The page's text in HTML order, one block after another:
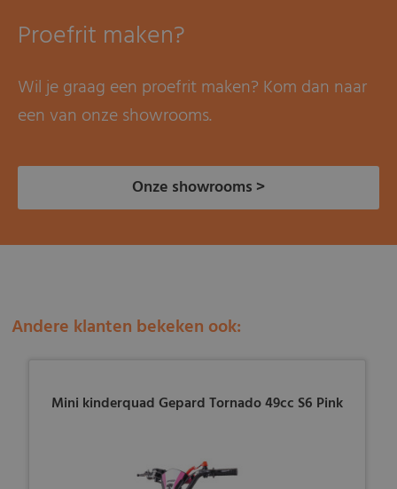
Proefrit maken?
Wil je graag een proefrit maken? Kom dan naar
een van onze showrooms.
Onze showrooms >
Andere klanten bekeken ook:
Mini kinderquad Gepard Tornado 49cc S6 Pink